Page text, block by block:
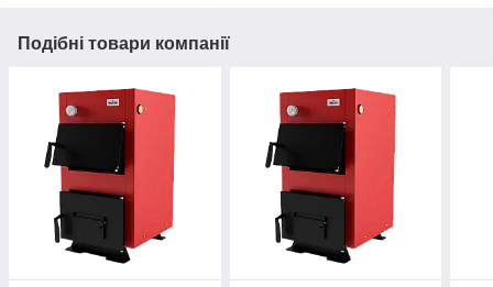
Подібні товари компанії